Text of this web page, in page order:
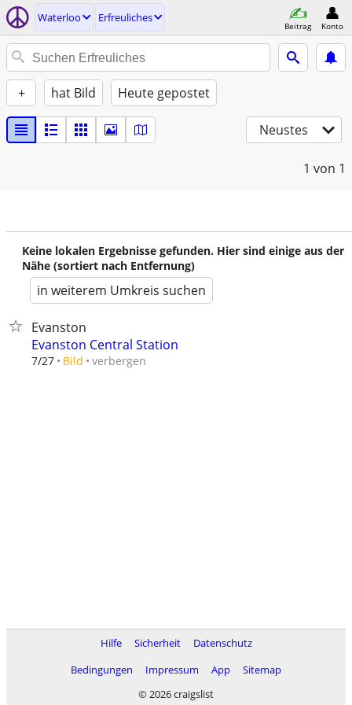
Waterloo Erfreuliches
Beitrag Konto
+ hat Bild Heute gepostet
Neustes
1 von 1
Keine lokalen Ergebnisse gefunden. Hier sind einige aus der
Nähe (sortiert nach Entfernung)
in weiterem Umkreis suchen
Evanston
Evanston Central Station
7/27 Bild verbergen
Hilfe Sicherheit
Datenschutz
Bedingungen
Impressum App
Sitemap
© 2026 craigslist